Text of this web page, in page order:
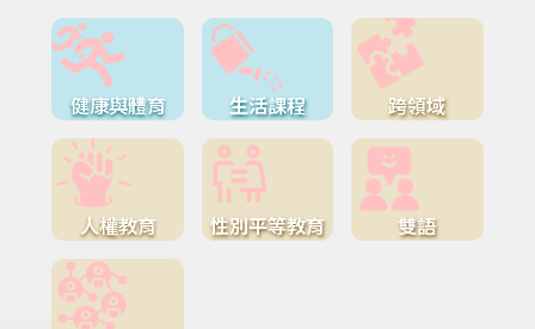
健康與體育 生活課程 跨領域
人權教育 性別平等教育 雙語